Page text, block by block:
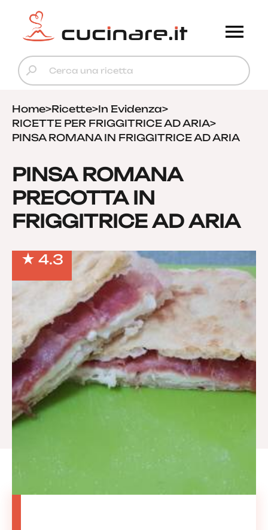
Home>Ricette>In Evidenza>
RICETTE PER FRIGGITRICE AD ARIA>
PINSA ROMANA IN FRIGGITRICE AD ARIA
PINSA ROMANA
PRECOTTA IN
FRIGGITRICE AD ARIA
4.3